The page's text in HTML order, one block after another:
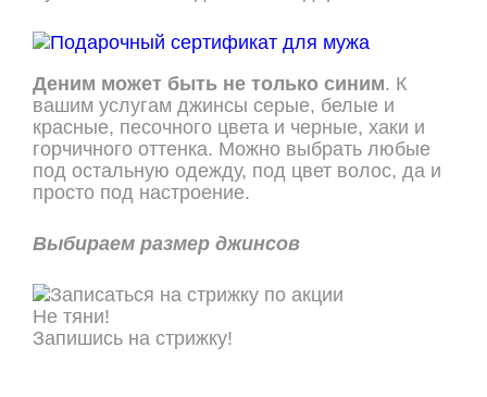
Деним может быть не только синим. К
вашим услугам джинсы серые, белые и
красные, песочного цвета и черные, хаки и
горчичного оттенка. Можно выбрать любые
под остальную одежду, под цвет волос, да и
просто под настроение.
Выбираем размер джинсов
Не тяни!
Запишись на стрижку!